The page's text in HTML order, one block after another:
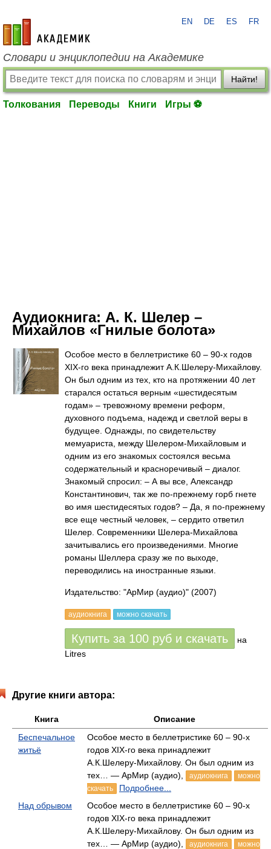
academic.ru
EN DE ES FR
Словари и энциклопедии на Академике
Найти!
Толкования Переводы Книги Игры ⚽
Аудиокнига: А. К. Шелер –
Михайлов «Гнилые болота»
Особое место в беллетристике 60 – 90-х годов
XIX-го века принадлежит А.К.Шелеру-Михайлову.
Он был одним из тех, кто на протяжении 40 лет
старался остаться верным «шестидесятым
годам» – тревожному времени реформ,
духовного подъема, надежд и светлой веры в
будущее. Однажды, по свидетельству
мемуариста, между Шелером-Михайловым и
одним из его знакомых состоялся весьма
содержательный и красноречивый – диалог.
Знакомый спросил: – А вы все, Александр
Константинович, так же по-прежнему горб гнете
во имя шестидесятых годов? – Да, я по-прежнему
все еще честный человек, – сердито ответил
Шелер. Современники Шелера-Михайлова
зачитывались его произведениями. Многие
романы Шеллера сразу же по выходе,
переводились на иностранные языки.
Издательство: "АрМир (аудио)" (2007)
аудиокнига можно скачать
Купить за 100 руб и скачать
на
Litres
Другие книги автора:
Книга
Описание
Беспечальное
житьё
Особое место в беллетристике 60 – 90-х
годов XIX-го века принадлежит
А.К.Шелеру-Михайлову. Он был одним из
тех… — АрМир (аудио),
аудиокнига
можно
скачать
Подробнее...
Над обрывом
Особое место в беллетристике 60 – 90-х
годов XIX-го века принадлежит
А.К.Шелеру-Михайлову. Он был одним из
тех… — АрМир (аудио),
аудиокнига
можно